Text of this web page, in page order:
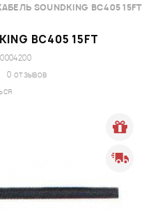
SOUNDKING BC405 15FT
BC405 15FT
0 отзывов